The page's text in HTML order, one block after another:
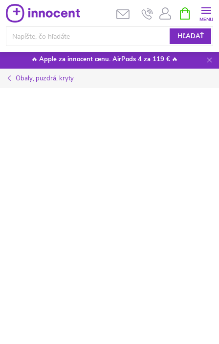
Prejsť
na
obsah
HĽADAŤ
KOŠÍK
🔥 Apple za innocent cenu. AirPods 4 za 119 € 🔥
Obaly, puzdrá, kryty